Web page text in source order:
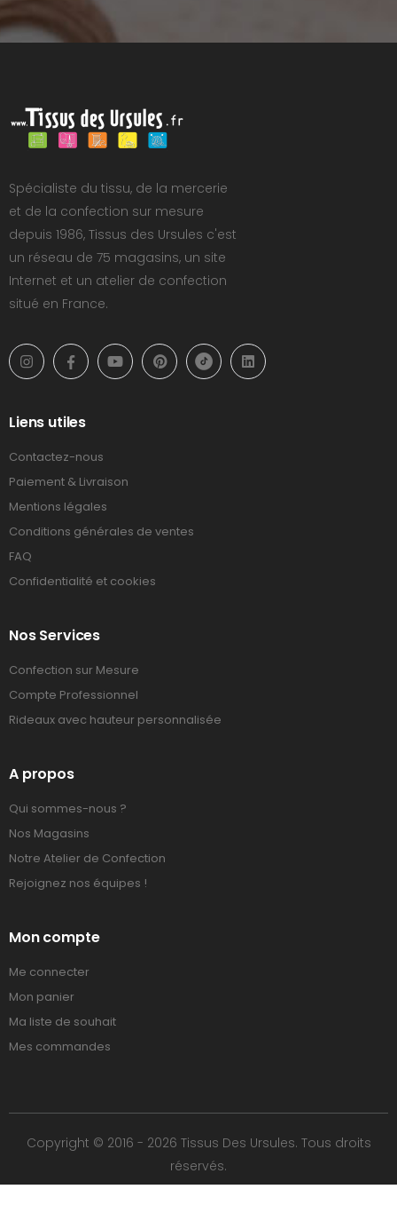
Spécialiste du tissu, de la mercerie
et de la confection sur mesure
depuis 1986, Tissus des Ursules c'est
un réseau de 75 magasins, un site
Internet et un atelier de confection
situé en France.
Liens utiles
Contactez-nous
Paiement & Livraison
Mentions légales
Conditions générales de ventes
FAQ
Confidentialité et cookies
Nos Services
Confection sur Mesure
Compte Professionnel
Rideaux avec hauteur personnalisée
A propos
Qui sommes-nous ?
Nos Magasins
Notre Atelier de Confection
Rejoignez nos équipes !
Mon compte
Me connecter
Mon panier
Ma liste de souhait
Mes commandes
Copyright © 2016 - 2026 Tissus Des Ursules. Tous droits
réservés.